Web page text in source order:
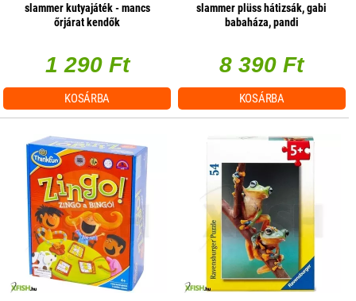
slammer kutyajáték - mancs
őrjárat kendők
1 290 Ft
KOSÁRBA
slammer plüss hátizsák, gabi
babaháza, pandi
8 390 Ft
KOSÁRBA